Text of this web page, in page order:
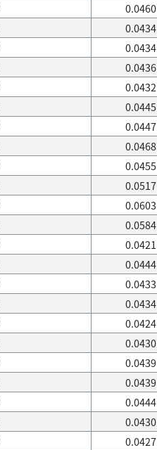
0.0460
0.0434
0.0434
0.0436
0.0432
0.0445
0.0447
0.0468
0.0455
0.0517
0.0603
0.0584
0.0421
0.0444
0.0433
0.0434
0.0424
0.0430
0.0439
0.0439
0.0444
0.0430
0.0427